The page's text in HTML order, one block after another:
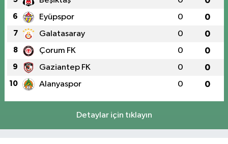
6 Eyüpspor 0 0
7 Galatasaray 0 0
8 Çorum FK 0 0
9 Gaziantep FK 0 0
10 Alanyaspor 0 0
Detaylar için tıklayın